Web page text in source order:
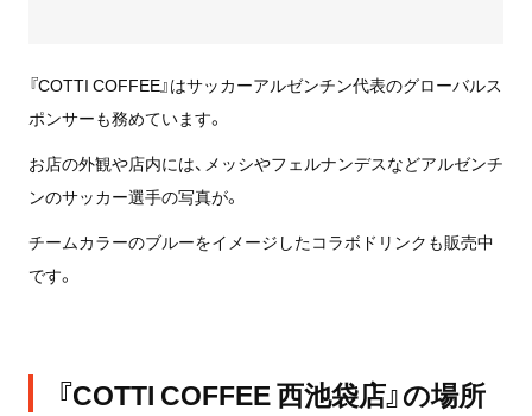
『COTTI COFFEE』はサッカーアルゼンチン代表のグローバルス
ポンサーも務めています。
お店の外観や店内には、メッシやフェルナンデスなどアルゼンチ
ンのサッカー選手の写真が。
チームカラーのブルーをイメージしたコラボドリンクも販売中
です。
『COTTI COFFEE 西池袋店』の場所